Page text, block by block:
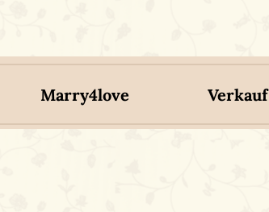
Marry4love Verkauf